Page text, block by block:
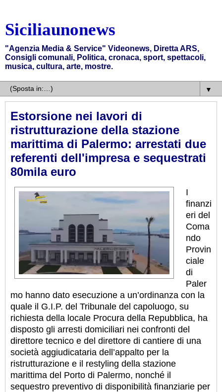
Siciliaunonews
"Agenzia Media & Service" Videonews, Diretta ARS,
Consigli comunali, Politica, cronaca, sport, spettacoli,
musica, cultura, arte, mostre.
▼
Estorsione nei lavori di
ristrutturazione della stazione
marittima di Palermo: arrestati due
referenti dell'impresa e sequestrati
80mila euro
I
finanzi
eri del
Coma
ndo
Provin
ciale
di
Paler
mo hanno dato esecuzione a un’ordinanza con la
quale il G.I.P. del Tribunale del capoluogo, su
richiesta della locale Procura della Repubblica, ha
disposto gli arresti domiciliari nei confronti del
direttore tecnico e del direttore di cantiere di una
società aggiudicataria dell’appalto per la
ristrutturazione e il restyling della stazione
marittima del Porto di Palermo, nonché il
sequestro preventivo di disponibilità finanziarie per